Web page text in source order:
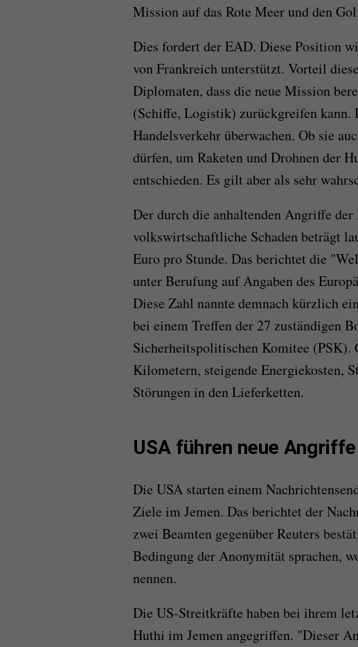
Mission auf das Rote Meer und den
Dies fordert der EAD. Diese Position
von Frankreich unterstützt. Vorteil
Diplomaten, dass die neue Mission
(Schiffe, Logistik) zurückgreifen kann.
Handelsverkehr überwachen. Ob sie
dürfen, um Raketen und Drohnen der
entschieden. Es gilt aber als sehr
Der durch die anhaltenden Angriffe der
volkswirtschaftliche Schaden beträgt
Euro pro Stunde. Das berichtet die
unter Berufung auf Angaben des
Diese Zahl nannte demnach kürzlich
bei einem Treffen der 27 zuständigen
Sicherheitspolitischen Komitee (PSK).
Kilometern, steigende Energiekosten,
Störungen in den Lieferketten.
USA führen neue
Die USA starten einem
Ziele im Jemen. Das berichtet der
zwei Beamten gegenüber Reuters
Bedingung der Anonymität sprachen,
nennen.
Die US-Streitkräfte haben bei ihrem
Huthi im Jemen angegriffen. "Dieser